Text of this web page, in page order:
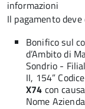
informazioni
Il pagamento
Bonifico sul
d’Ambito di
Sondrio -
II, 154” Codice
X74 con
Nome Azienda